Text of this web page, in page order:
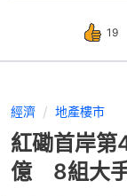
19
經濟 地產樓市
紅磡首岸
億 8組大